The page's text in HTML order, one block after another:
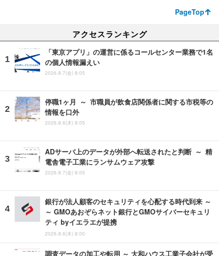
PageTop
アクセスランキング
「東京アプリ」の運営に係るコールセンター業務で1名
の個人情報漏えい
2026.8.7(金) 8:05
停職1ヶ月 ～ 市職員が飲食店関係者に関する市税等の
情報を口外
2026.8.6(木) 8:05
ADサーバ上のデータが外部へ転送されたと判断 ～ 精
電舎電子工業にランサムウェア攻撃
2026.8.7(金) 8:05
銀行が法人顧客のセキュリティを心配する時代到来 ～
～ GMOあおぞらネット銀行とGMOサイバーセキュリ
ティ byイエラエが提携
2026.8.6(木) 8:00
調査データの加工や転用 ～ 大和ハウス工業子会社が受